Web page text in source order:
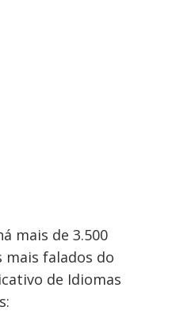
mais de 3.500
mais falados do
de Idiomas